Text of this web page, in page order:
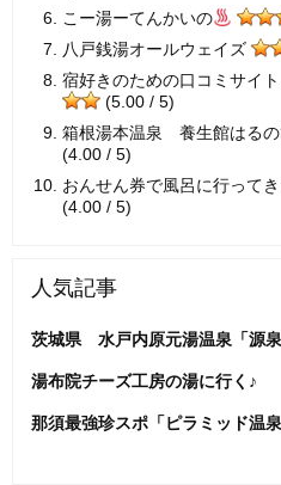
こー湯ーてんかいの
八戸銭湯オールウェイズ
宿好きのための口コミサイ
(5.00 / 5)
箱根湯本温泉 養生館はるの
(4.00 / 5)
おんせん券で風呂に行って
(4.00 / 5)
人気記事
茨城県 水戸内原元湯温泉「源泉
湯布院チーズ工房の湯に行く♪
那須最強珍スポ「ピラミッド温